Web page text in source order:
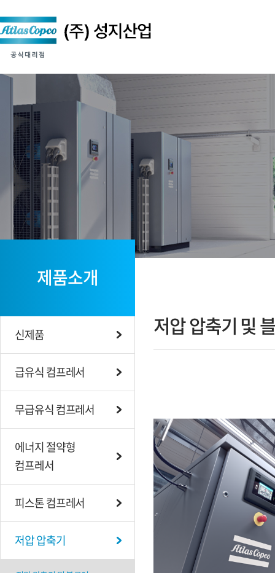
제품소개
신제품
급유식 컴프레서
무급유식 컴프레서
에너지 절약형
컴프레서
피스톤 컴프레서
저압 압축기
저압 압축기 및